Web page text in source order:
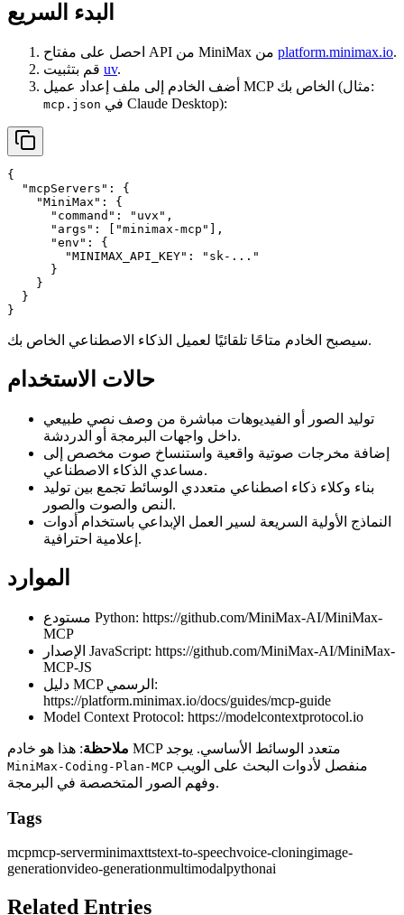
البدء السريع
platform.minimax.io.
uv.
أضف الخادم إلى ملف إعداد عميل MCP الخاص بك (مثال:
mcp.json في Claude Desktop):
{
  "mcpServers": {
    "MiniMax": {
      "command": "uvx",
      "args": ["minimax-mcp"],
      "env": {
        "MINIMAX_API_KEY": "sk-..."
      }
    }
  }
سيصبح الخادم متاحًا تلقائيًا لعميل الذكاء الاصطناعي الخاص بك.
حالات الاستخدام
توليد الصور أو الفيديوهات مباشرة من وصف نصي طبيعي
داخل واجهات البرمجة أو الدردشة.
إضافة مخرجات صوتية واقعية واستنساخ صوت مخصص إلى
مساعدي الذكاء الاصطناعي.
بناء وكلاء ذكاء اصطناعي متعددي الوسائط تجمع بين توليد
النص والصوت والصور.
النماذج الأولية السريعة لسير العمل الإبداعي باستخدام أدوات
إعلامية احترافية.
الموارد
مستودع Python: https://github.com/MiniMax-AI/MiniMax-
MCP
الإصدار JavaScript: https://github.com/MiniMax-AI/MiniMax-
MCP-JS
دليل MCP الرسمي:
https://platform.minimax.io/docs/guides/mcp-guide
Model Context Protocol: https://modelcontextprotocol.io
ملاحظة : هذا هو خادم MCP متعدد الوسائط الأساسي. يوجد
MiniMax-Coding-Plan-MCP
وفهم الصور المتخصصة في البرمجة.
Tags
mcpmcp-serverminimaxttstext-to-speechvoice-cloningimage-
generationvideo-generationmultimodalpythonai
Related Entries